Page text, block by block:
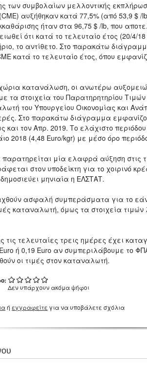
των συμβολαίων μελλοντικής
αυξήθηκαν κατά 77,5% (από 53,9 $ /
ήταν στα 96,75 $ /lb, που
ότι κατά το τελευταίο έτος (20/4/
το αντίθετο. Στο παρακάτω
κατά το τελευταίο έτος, όπου
κατανάλωση, οι ανωτέρω
τα στοιχεία του Παρατηρητηρίου
του Υπουργείου Οικονομίας και
Στο παρακάτω διάγραμμα
και τον Απρ. 2019. Το ελάχιστο
2018 (4,48 Euro/kgr) με μέσο όρο
μία ελαφρά αύξηση στις
στον υποδείκτη για το χοιρινό
μηνιαία η ΕΛΣΤΑΤ.
ασφαλή συμπεράσματα για το εάν η
καταναλωτή, όμως τα στοιχεία
τις τελευταίες τρεις ημέρες έχει
Euro ή 0,19 Euro αν συμπεριλάβουμε το
οι τιμές στον καταναλωτή.
Δεν υπάρχουν ακόμα ψήφοι
ή εγγραφείτε για να υποβάλετε σχόλια